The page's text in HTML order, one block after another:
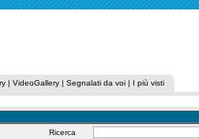
| VideoGallery | Segnalati da voi | I più visti
Ricerca